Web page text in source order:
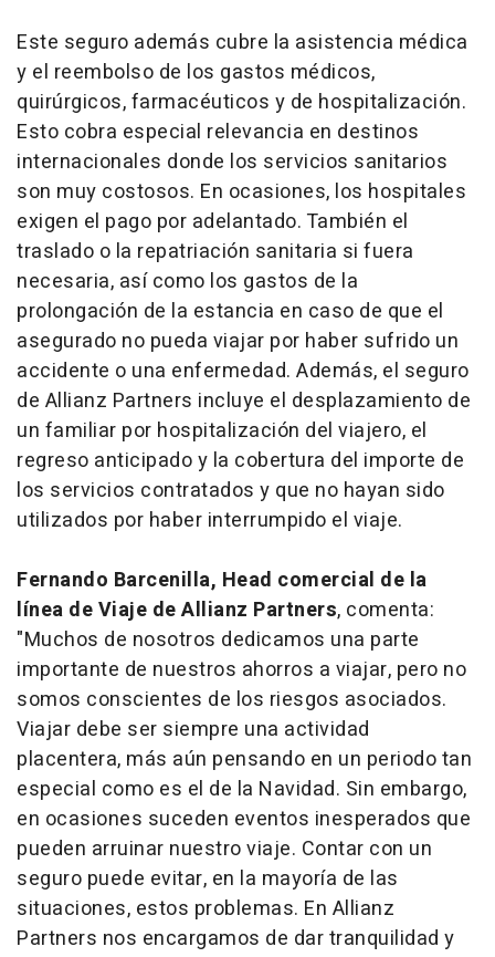
Este seguro además cubre la asistencia médica
y el reembolso de los gastos médicos,
quirúrgicos, farmacéuticos y de hospitalización.
Esto cobra especial relevancia en destinos
internacionales donde los servicios sanitarios
son muy costosos. En ocasiones, los hospitales
exigen el pago por adelantado. También el
traslado o la repatriación sanitaria si fuera
necesaria, así como los gastos de la
prolongación de la estancia en caso de que el
asegurado no pueda viajar por haber sufrido un
accidente o una enfermedad. Además, el seguro
de Allianz Partners incluye el desplazamiento de
un familiar por hospitalización del viajero, el
regreso anticipado y la cobertura del importe de
los servicios contratados y que no hayan sido
utilizados por haber interrumpido el viaje.
Fernando Barcenilla, Head comercial de la
línea de Viaje de Allianz Partners, comenta:
"Muchos de nosotros dedicamos una parte
importante de nuestros ahorros a viajar, pero no
somos conscientes de los riesgos asociados.
Viajar debe ser siempre una actividad
placentera, más aún pensando en un periodo tan
especial como es el de la Navidad. Sin embargo,
en ocasiones suceden eventos inesperados que
pueden arruinar nuestro viaje. Contar con un
seguro puede evitar, en la mayoría de las
situaciones, estos problemas. En Allianz
Partners nos encargamos de dar tranquilidad y